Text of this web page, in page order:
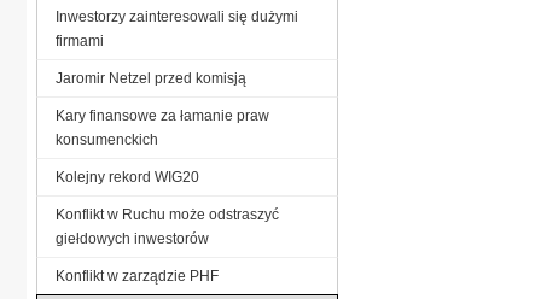
Inwestorzy zainteresowali się dużymi
firmami
Jaromir Netzel przed komisją
Kary finansowe za łamanie praw
konsumenckich
Kolejny rekord WIG20
Konflikt w Ruchu może odstraszyć
giełdowych inwestorów
Konflikt w zarządzie PHF